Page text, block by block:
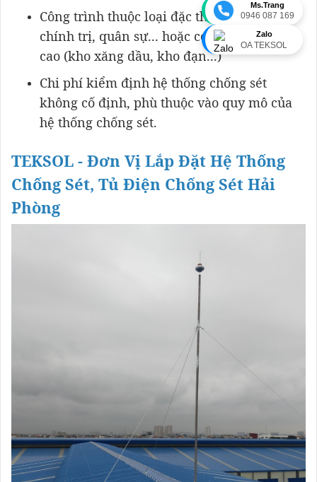
Ms.Trang
0946 087 169
Zalo
OA TEKSOL
Công trình thuộc loại đặc thù: có ý nghĩa
chính trị, quân sự... hoặc có độ nguy hiểm
cao (kho xăng dầu, kho đạn...)
Chi phí kiểm định hệ thống chống sét
không cố định, phù thuộc vào quy mô của
hệ thống chống sét.
TEKSOL - Đơn Vị Lắp Đặt Hệ Thống
Chống Sét, Tủ Điện Chống Sét Hải
Phòng